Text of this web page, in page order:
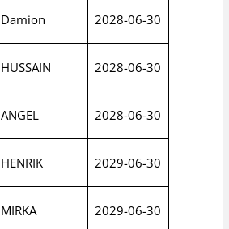
Damion 2028-06-30
HUSSAIN 2028-06-30
ANGEL 2028-06-30
HENRIK 2029-06-30
MIRKA 2029-06-30